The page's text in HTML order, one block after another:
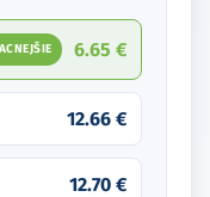
6.65 €
12.66 €
12.70 €